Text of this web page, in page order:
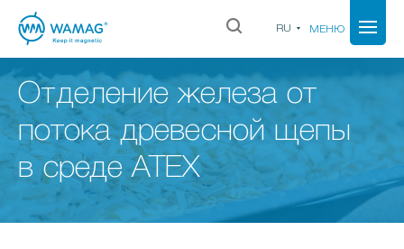
RU МЕНЮ
Отделение железа от
потока древесной щепы
в среде ATEX